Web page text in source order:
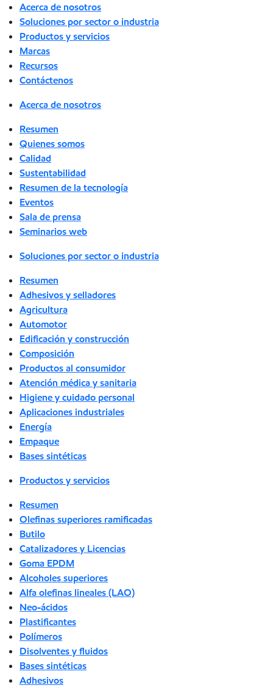
Acerca de nosotros
Soluciones por sector o industria
Productos y servicios
Marcas
Recursos
Contáctenos
Acerca de nosotros
Resumen
Quienes somos
Calidad
Sustentabilidad
Resumen de la tecnología
Eventos
Sala de prensa
Seminarios web
Soluciones por sector o industria
Resumen
Adhesivos y selladores
Agricultura
Automotor
Edificación y construcción
Composición
Productos al consumidor
Atención médica y sanitaria
Higiene y cuidado personal
Aplicaciones industriales
Energía
Empaque
Bases sintéticas
Productos y servicios
Resumen
Olefinas superiores ramificadas
Butilo
Catalizadores y Licencias
Goma EPDM
Alcoholes superiores
Alfa olefinas lineales (LAO)
Neo-ácidos
Plastificantes
Polímeros
Disolventes y fluidos
Bases sintéticas
Adhesivos